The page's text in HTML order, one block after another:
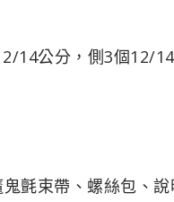
14公分，側3個12/
氈束帶、螺絲包、說